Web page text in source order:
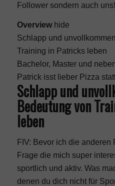
Follower sondern auch uns!
Overview hide
Schlapp und
Training in Patricks leben
Bachelor, Master und
Patrick isst lieber Pizza
Schlapp und
Bedeutung von
leben
FIV: Bevor ich die anderen
Frage die mich super
sportlich und aktiv. Was
denen du dich nicht für